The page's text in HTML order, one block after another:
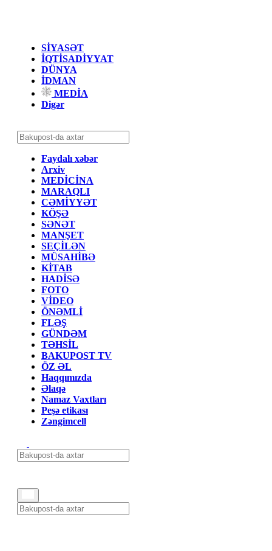
SİYASƏT
İQTİSADİYYAT
DÜNYA
İDMAN
MEDİA
Digər
Faydalı xəbər
Arxiv
MEDİCİNA
MARAQLI
CƏMİYYƏT
KÖŞƏ
SƏNƏT
MANŞET
SEÇİLƏN
MÜSAHİBƏ
KİTAB
HADİSƏ
FOTO
VİDEO
ÖNƏMLİ
FLƏŞ
GÜNDƏM
TƏHSİL
BAKUPOST TV
ÖZ ƏL
Haqqımızda
Əlaqə
Namaz Vaxtları
Peşə etikası
Zəngimcell